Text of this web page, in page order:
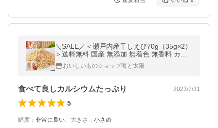
＼SALE／＜瀬戸内産干しえび70g（35g×2）
＞送料無料 国産 無添加 無着色 無香料 カル
シウム エビ おつまみ うどん キムチ メール
便 海と太陽
おいしいものショップ海と太陽
食べて良しカルシウムたっぷり 2023/7/31
5
鮮度 ： 非常に良い、 大きさ ： 小さめ